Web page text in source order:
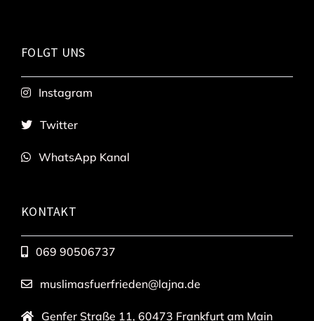
FOLGT UNS
Instagram
Twitter
WhatsApp Kanal
KONTAKT
069 90506737
muslimasfuerfrieden@lajna.de
Genfer Straße 11, 60473 Frankfurt am Main